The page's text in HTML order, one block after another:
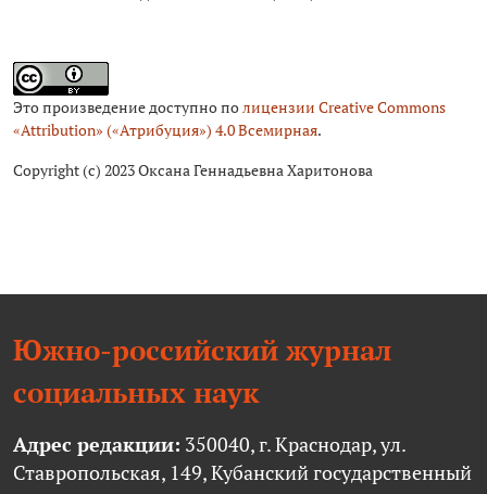
Это произведение доступно полицензии Creative Commons
«Attribution» («Атрибуция») 4.0 Всемирная.
Copyright (c) 2023 Оксана Геннадьевна Харитонова
Южно-российский журнал
социальных наук
Адрес редакции: 350040, г. Краснодар, ул.
Ставропольская, 149, Кубанский государственный